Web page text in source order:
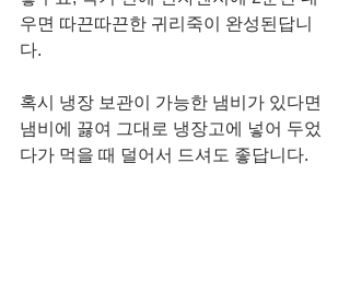
우면 따끈따끈한 귀리죽이 완성된답니
다.
혹시 냉장 보관이 가능한 냄비가 있다면
냄비에 끓여 그대로 냉장고에 넣어 두었
다가 먹을 때 덜어서 드셔도 좋답니다.